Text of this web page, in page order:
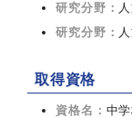
研究分野：
研究分野：
取得資格
資格名： 中